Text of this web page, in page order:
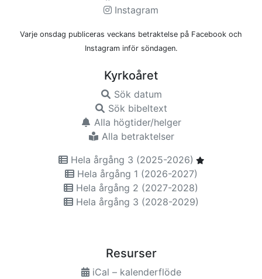
Instagram
Varje onsdag publiceras veckans betraktelse på Facebook och
Instagram inför söndagen.
Kyrkoåret
Sök datum
Sök bibeltext
Alla högtider/helger
Alla betraktelser
Hela årgång 3 (2025-2026)
Hela årgång 1 (2026-2027)
Hela årgång 2 (2027-2028)
Hela årgång 3 (2028-2029)
Resurser
iCal – kalenderflöde